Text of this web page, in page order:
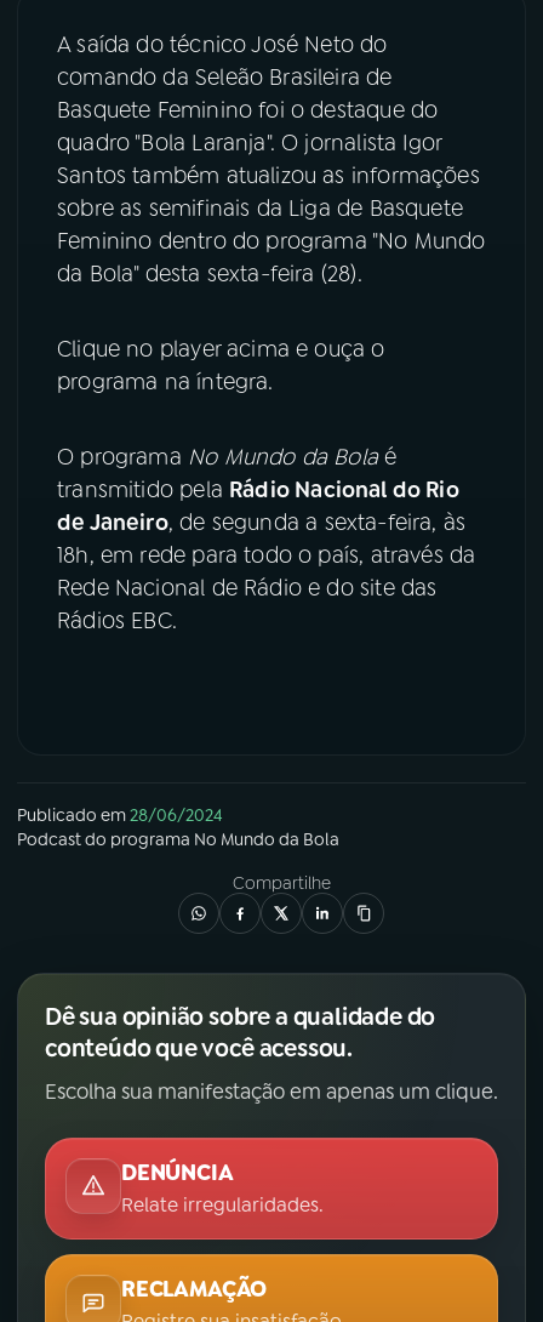
08 FESTIVAL DE MÚSICA
ACOMPANHE A RÁDIO NACIONAL
YouTube Facebook
Instagram X
TikTok
A saída do técnico José Neto do
comando da Seleão Brasileira de
Basquete Feminino foi o destaque do
quadro "Bola Laranja". O jornalista Igor
Santos também atualizou as informações
sobre as semifinais da Liga de Basquete
Feminino dentro do programa "No Mundo
da Bola" desta sexta-feira (28).
Clique no player acima e ouça o
programa na íntegra.
O programa No Mundo da Bolaé
transmitido pela Rádio Nacional do Rio
de Janeiro, de segunda a sexta-feira, às
18h, em rede para todo o país, através da
Rede Nacional de Rádio e do site das
Rádios EBC.
Publicado em28/06/2024
Podcastdo programa No Mundo da Bola
Compartilhe
Dê sua opinião sobre a qualidade do
conteúdo que você acessou.
Escolha sua manifestação em apenas um clique.
DENÚNCIA
Relate irregularidades.
RECLAMAÇÃO